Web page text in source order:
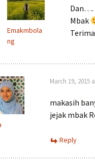
Emakmbola
ng
Dan….
Mbak
March 19, 2015
makasih
jejak mbak
Reply